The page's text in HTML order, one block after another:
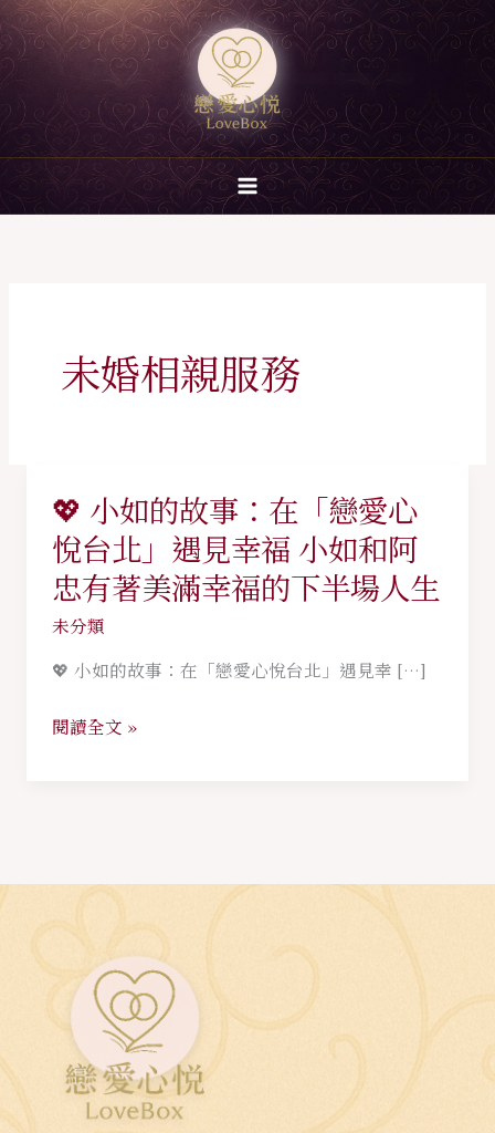
跳
至
主
要
內
未婚相親服務
💖 小如的故事：在「戀愛心
悅台北」遇見幸福 小如和阿
忠有著美滿幸福的下半場人生
未分類
💖 小如的故事：在「戀愛心悅台北」遇見幸 […]
💖
小
如
的
故
事：
「戀
如
和
閱讀全文 »